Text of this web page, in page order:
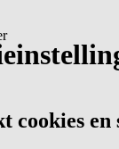
cookies